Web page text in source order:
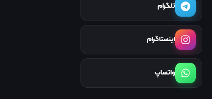
تلگرام
اینستاگرام
واتساپ